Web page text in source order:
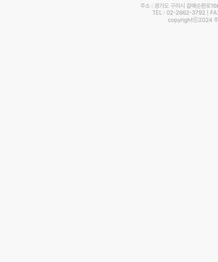
주소 : 경기도 구리시 갈매순환로
TEL : 02-2662-3792 |
copyrightⓒ2024 주